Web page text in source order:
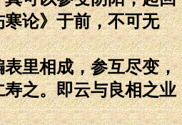
论》于前，不可无
里相成，参互尽变，
之。即云与良相之业